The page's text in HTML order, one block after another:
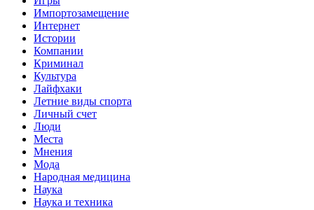
Импортозамещение
Интернет
Истории
Компании
Криминал
Культура
Лайфхаки
Летние виды спорта
Личный счет
Люди
Места
Мнения
Мода
Народная медицина
Наука
Наука и техника